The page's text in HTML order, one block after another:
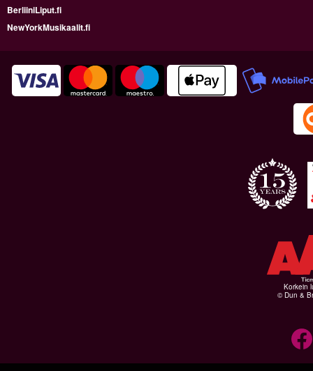
BerliiniLiput.fi
NewYorkMusikaalit.fi
Korkein
© Dun &